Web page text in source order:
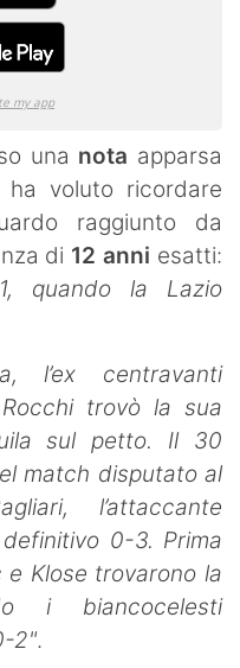
una nota apparsa
voluto ricordare
raggiunto da
di 12 anni esatti:
quando la Lazio
l’ex centravanti
trovò la sua
sul petto. Il 30
match disputato al
l’attaccante
0-3. Prima
e Klose trovarono la
i biancocelesti
2".